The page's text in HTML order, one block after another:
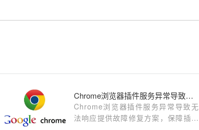
Chrome浏览器插件服务异常导致无法响应
Chrome浏览器插件服务异常导致无
法响应提供故障修复方案，保障插件